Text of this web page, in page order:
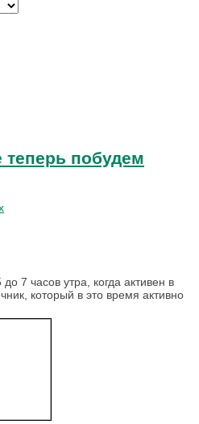
побудем
7 часов утра, когда активен в
который в это время активно